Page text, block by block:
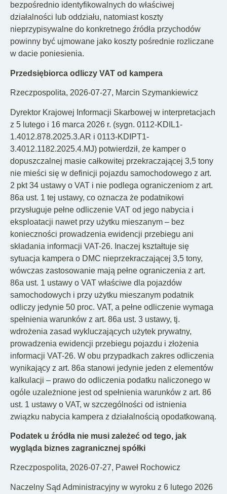
bezpośrednio identyfikowalnych do właściwej
działalności lub oddziału, natomiast koszty
nieprzypisywalne do konkretnego źródła przychodów
powinny być ujmowane jako koszty pośrednie rozliczane
w dacie poniesienia.
Przedsiębiorca odliczy VAT od kampera
Rzeczpospolita, 2026-07-27, Marcin Szymankiewicz
Dyrektor Krajowej Informacji Skarbowej w interpretacjach
z 5 lutego i 16 marca 2026 r. (sygn. 0112-KDIL1-
1.4012.878.2025.3.AR i 0113-KDIPT1-
3.4012.1182.2025.4.MJ) potwierdził, że kamper o
dopuszczalnej masie całkowitej przekraczającej 3,5 tony
nie mieści się w definicji pojazdu samochodowego z art.
2 pkt 34 ustawy o VAT i nie podlega ograniczeniom z art.
86a ust. 1 tej ustawy, co oznacza że podatnikowi
przysługuje pełne odliczenie VAT od jego nabycia i
eksploatacji nawet przy użytku mieszanym – bez
konieczności prowadzenia ewidencji przebiegu ani
składania informacji VAT-26. Inaczej kształtuje się
sytuacja kampera o DMC nieprzekraczającej 3,5 tony,
wówczas zastosowanie mają pełne ograniczenia z art.
86a ust. 1 ustawy o VAT właściwe dla pojazdów
samochodowych i przy użytku mieszanym podatnik
odliczy jedynie 50 proc. VAT, a pełne odliczenie wymaga
spełnienia warunków z art. 86a ust. 3 ustawy, tj.
wdrożenia zasad wykluczających użytek prywatny,
prowadzenia ewidencji przebiegu pojazdu i złożenia
informacji VAT-26. W obu przypadkach zakres odliczenia
wynikający z art. 86a stanowi jedynie jeden z elementów
kalkulacji – prawo do odliczenia podatku naliczonego w
ogóle uzależnione jest od spełnienia warunków z art. 86
ust. 1 ustawy o VAT, w szczególności od istnienia
związku nabycia kampera z działalnością opodatkowaną.
Podatek u źródła nie musi zależeć od tego, jak
wygląda biznes zagranicznej spółki
Rzeczpospolita, 2026-07-27, Paweł Rochowicz
Naczelny Sąd Administracyjny w wyroku z 6 lutego 2026